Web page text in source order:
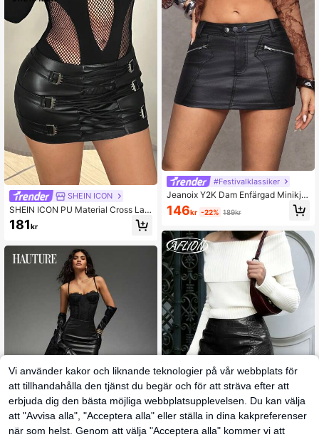
SHEIN ICON
SHEIN ICON PU Material Cross Lac
e-Up Bodycon Mini Kjol
181kr
#Festivalklassiker
Jeanoix Y2K Dam Enfärgad Minikjol
med Bälte, Figursydd Och Modern
146kr -22% 189kr
Vi använder kakor och liknande teknologier på vår webbplats för
att tillhandahålla den tjänst du begär och för att sträva efter att
erbjuda dig den bästa möjliga webbplatsupplevelsen. Du kan välja
att "Avvisa alla", "Acceptera alla" eller ställa in dina kakpreferenser
när som helst. Genom att välja "Acceptera alla" kommer vi att